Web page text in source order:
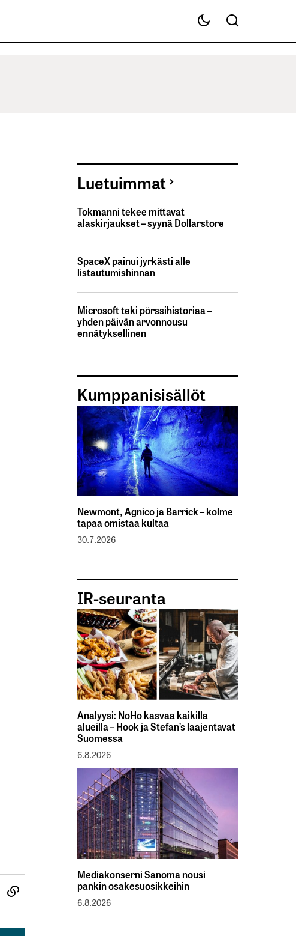
Luetuimmat
Tokmanni tekee mittavat
alaskirjaukset – syynä Dollarstore
SpaceX painui jyrkästi alle
listautumishinnan
Microsoft teki pörssihistoriaa –
yhden päivän arvonnousu
ennätyksellinen
Kumppanisisällöt
Newmont, Agnico ja Barrick – kolme
tapaa omistaa kultaa
30.7.2026
IR-seuranta
Analyysi: NoHo kasvaa kaikilla
alueilla – Hook ja Stefan’s laajentavat
Suomessa
6.8.2026
Mediakonserni Sanoma nousi
pankin osakesuosikkeihin
6.8.2026